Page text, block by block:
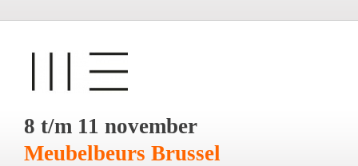
8 t/m 11 november
Meubelbeurs Brussel